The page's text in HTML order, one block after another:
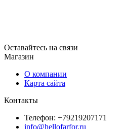
Оставайтесь на связи
Магазин
О компании
Карта сайта
Контакты
Телефон: +79219207171
info@hellofarfor.ru